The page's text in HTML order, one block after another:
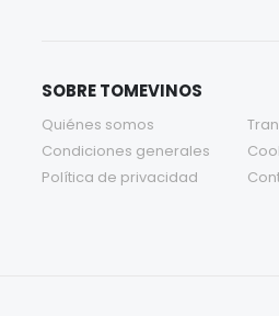
SOBRE TOMEVINOS
Quiénes somos
Condiciones generales
Política de privacidad